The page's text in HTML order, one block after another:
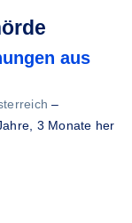
aus
–
3 Monate her